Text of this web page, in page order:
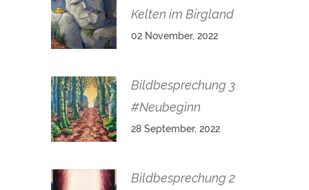
Kelten im Birgland
02 November, 2022
Bildbesprechung 3
#Neubeginn
28 September, 2022
Bildbesprechung 2